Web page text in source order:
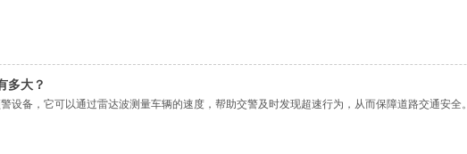
多大？
设备，它可以通过雷达波测量车辆的速度，帮助交警及时发现超速行为，从而保障道路交通安全。